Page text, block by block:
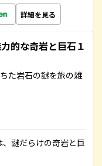
詳細を見る
的な奇岩と巨石１
た岩石の謎を旅の雑
、謎だらけの奇岩と巨